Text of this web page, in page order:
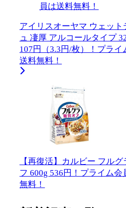
アイリスオーヤマ ウェット
ュ 凄厚 アルコールタイプ
107円（3.3円/枚）！プライ
送料無料！
【再復活】カルビー フルグ
フ 600g 536円！プライム会
無料！